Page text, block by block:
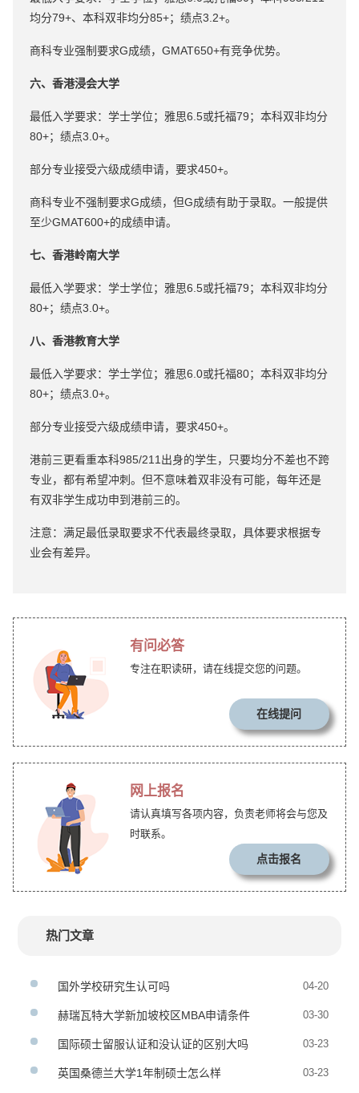
均分79+、本科双非均分85+；绩点3.2+。
商科专业强制要求G成绩，GMAT650+有竞争优势。
六、香港浸会大学
最低入学要求：学士学位；雅思6.5或托福79；本科双非均分
80+；绩点3.0+。
部分专业接受六级成绩申请，要求450+。
商科专业不强制要求G成绩，但G成绩有助于录取。一般提供
至少GMAT600+的成绩申请。
七、香港岭南大学
最低入学要求：学士学位；雅思6.5或托福79；本科双非均分
80+；绩点3.0+。
八、香港教育大学
最低入学要求：学士学位；雅思6.0或托福80；本科双非均分
80+；绩点3.0+。
部分专业接受六级成绩申请，要求450+。
港前三更看重本科985/211出身的学生，只要均分不差也不跨
专业，都有希望冲刺。但不意味着双非没有可能，每年还是
有双非学生成功申到港前三的。
注意：满足最低录取要求不代表最终录取，具体要求根据专
业会有差异。
有问必答
专注在职读研，请在线提交您的问题。
在线提问
网上报名
请认真填写各项内容，负责老师将会与您及
时联系。
点击报名
热门文章
国外学校研究生认可吗 04-20
赫瑞瓦特大学新加坡校区MBA申请条件 03-30
国际硕士留服认证和没认证的区别大吗 03-23
英国桑德兰大学1年制硕士怎么样 03-23